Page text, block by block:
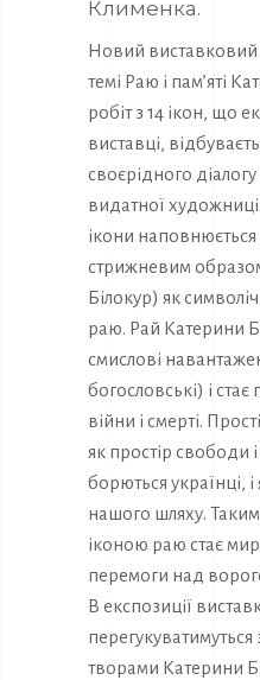
Клименка.
Новий виставковий
темі Раю і пам’яті
робіт з 14 ікон, що
виставці,
своєрідного
видатної
ікони
стрижневим
Білокур) як
раю. Рай Катерини
смислові
богословські) і
війни і смерті.
як простір свободи
борються українці, і
нашого шляху.
іконою раю стає
перемоги над
В експозиції
творами Катерини